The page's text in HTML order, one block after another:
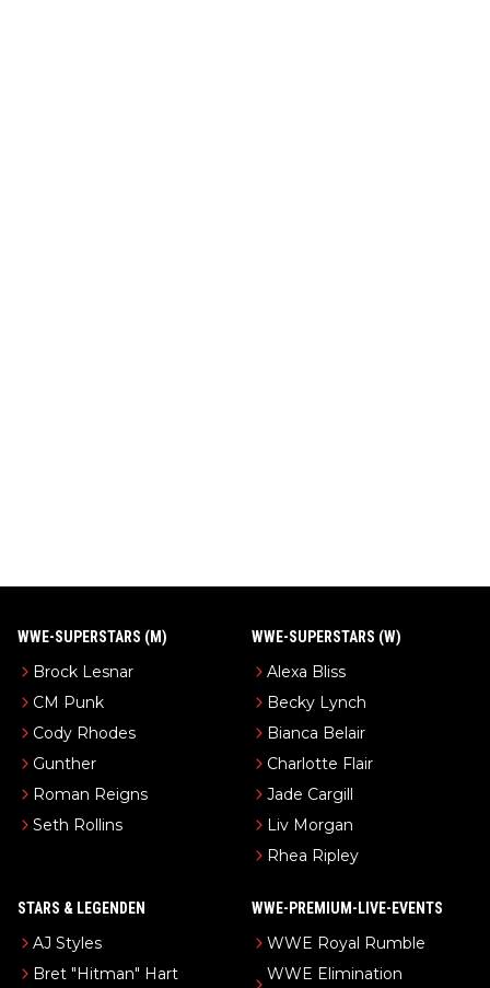
WWE-SUPERSTARS (M)
Brock Lesnar
CM Punk
Cody Rhodes
Gunther
Roman Reigns
Seth Rollins
WWE-SUPERSTARS (W)
Alexa Bliss
Becky Lynch
Bianca Belair
Charlotte Flair
Jade Cargill
Liv Morgan
Rhea Ripley
STARS & LEGENDEN
AJ Styles
Bret "Hitman" Hart
WWE-PREMIUM-LIVE-EVENTS
WWE Royal Rumble
WWE Elimination